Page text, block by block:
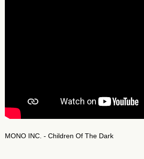
MONO INC. - Children Of The Dark